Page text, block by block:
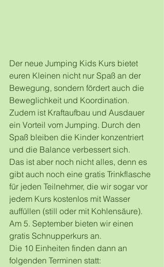
Der neue Jumping Kids Kurs bietet
euren Kleinen nicht nur Spaß an der
Bewegung, sondern fördert auch die
Beweglichkeit und Koordination.
Zudem ist Kraftaufbau und Ausdauer
ein Vorteil vom Jumping. Durch den
Spaß bleiben die Kinder konzentriert
und die Balance verbessert sich.
Das ist aber noch nicht alles, denn es
gibt auch noch eine gratis Trinkflasche
für jeden Teilnehmer, die wir sogar vor
jedem Kurs kostenlos mit Wasser
auffüllen (still oder mit Kohlensäure).
Am 5. September bieten wir einen
gratis Schnupperkurs an.
Die 10 Einheiten finden dann an
folgenden Terminen statt: